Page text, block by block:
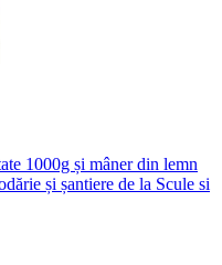
1000g și mâner din lemn
și șantiere de la Scule si